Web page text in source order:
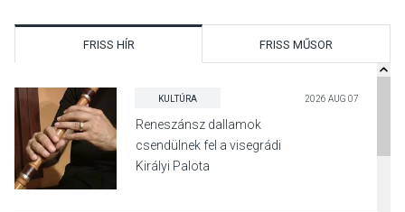
FRISS HÍR FRISS MŰSOR
KULTÚRA 2026 AUG 07
Reneszánsz dallamok
csendülnek fel a visegrádi
Királyi Palota